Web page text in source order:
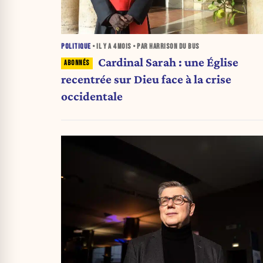
POLITIQUE • IL Y A 4 MOIS • PAR HARRISON DU BUS
Cardinal Sarah : une Église
recentrée sur Dieu face à la crise
occidentale